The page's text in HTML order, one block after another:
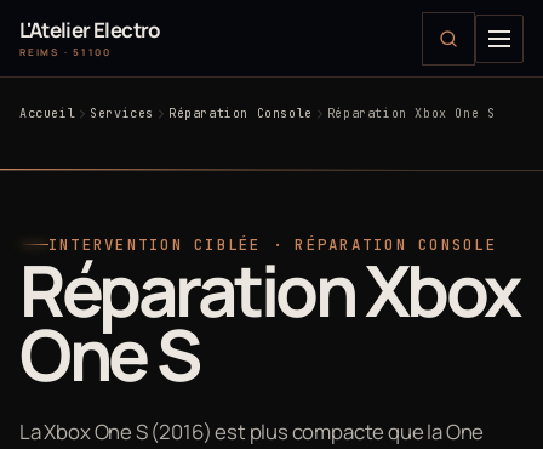
L'Atelier Electro
REIMS · 51100
Accueil Services Réparation Console Réparation Xbox One S
INTERVENTION CIBLÉE · RÉPARATION CONSOLE
Réparation Xbox
One S
La Xbox One S (2016) est plus compacte que la One